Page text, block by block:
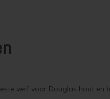
verf voor Douglas hout en